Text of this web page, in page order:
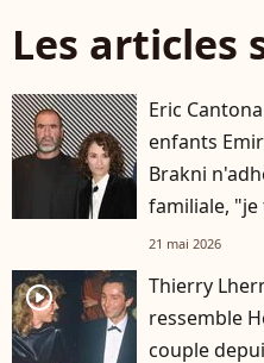
Les articles
Eric
enfants
Brakni
familiale,
d'avis"
21 mai 2026
player2
Thierry
ressemble
couple